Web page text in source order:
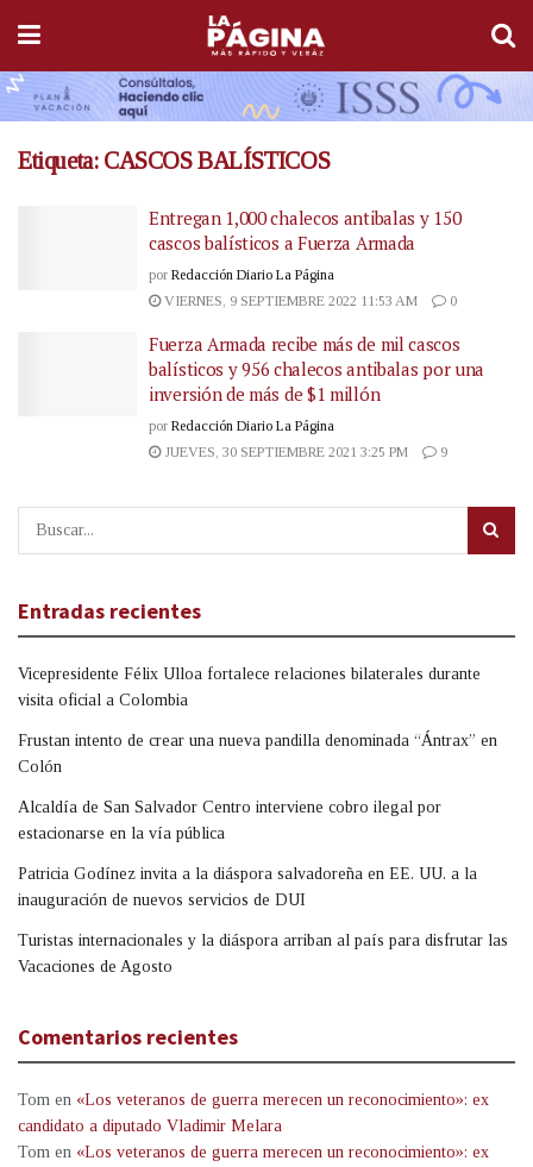
Etiqueta: CASCOS BALÍSTICOS
Entregan 1,000 chalecos antibalas y 150
cascos balísticos a Fuerza Armada
por Redacción Diario La Página
VIERNES, 9 SEPTIEMBRE 2022 11:53 AM
0
Fuerza Armada recibe más de mil cascos
balísticos y 956 chalecos antibalas por una
inversión de más de $1 millón
por Redacción Diario La Página
JUEVES, 30 SEPTIEMBRE 2021 3:25 PM
9
Entradas recientes
Vicepresidente Félix Ulloa fortalece relaciones bilaterales durante
visita oficial a Colombia
Frustan intento de crear una nueva pandilla denominada “Ántrax” en
Colón
Alcaldía de San Salvador Centro interviene cobro ilegal por
estacionarse en la vía pública
Patricia Godínez invita a la diáspora salvadoreña en EE. UU. a la
inauguración de nuevos servicios de DUI
Turistas internacionales y la diáspora arriban al país para disfrutar las
Vacaciones de Agosto
Comentarios recientes
Tom en «Los veteranos de guerra merecen un reconocimiento»: ex
candidato a diputado Vladimir Melara
Tom en «Los veteranos de guerra merecen un reconocimiento»: ex